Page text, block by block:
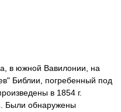
в южной Вавилонии, на
Библии, погребенный под
в 1854 г.
Были обнаружены